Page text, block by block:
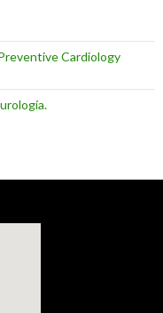
Cardiology